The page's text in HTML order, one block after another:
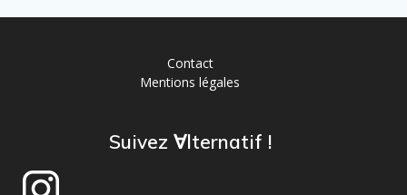
Contact
Mentions légales
Suivez ∀lternatif !